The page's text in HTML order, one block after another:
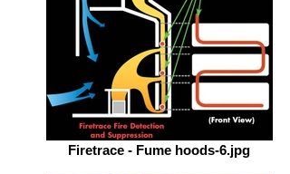
Firetrace - Fume hoods-6.jpg